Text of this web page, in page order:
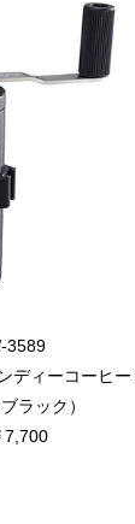
3589
ディーコーヒー
ラック）